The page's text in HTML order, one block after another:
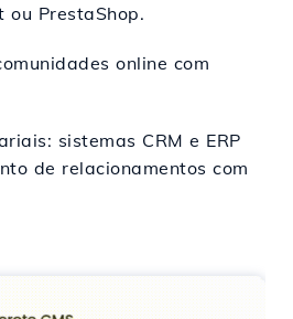
ou PrestaShop.
online com
sistemas CRM e ERP
de relacionamentos com